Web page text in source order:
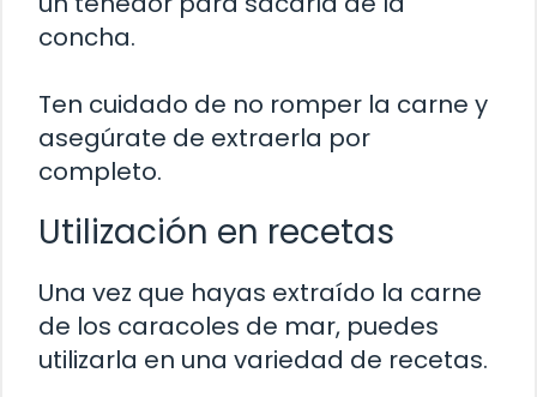
concha.
Ten cuidado de no romper la carne y
asegúrate de extraerla por
completo.
Utilización en recetas
Una vez que hayas extraído la carne
de los caracoles de mar, puedes
utilizarla en una variedad de recetas.